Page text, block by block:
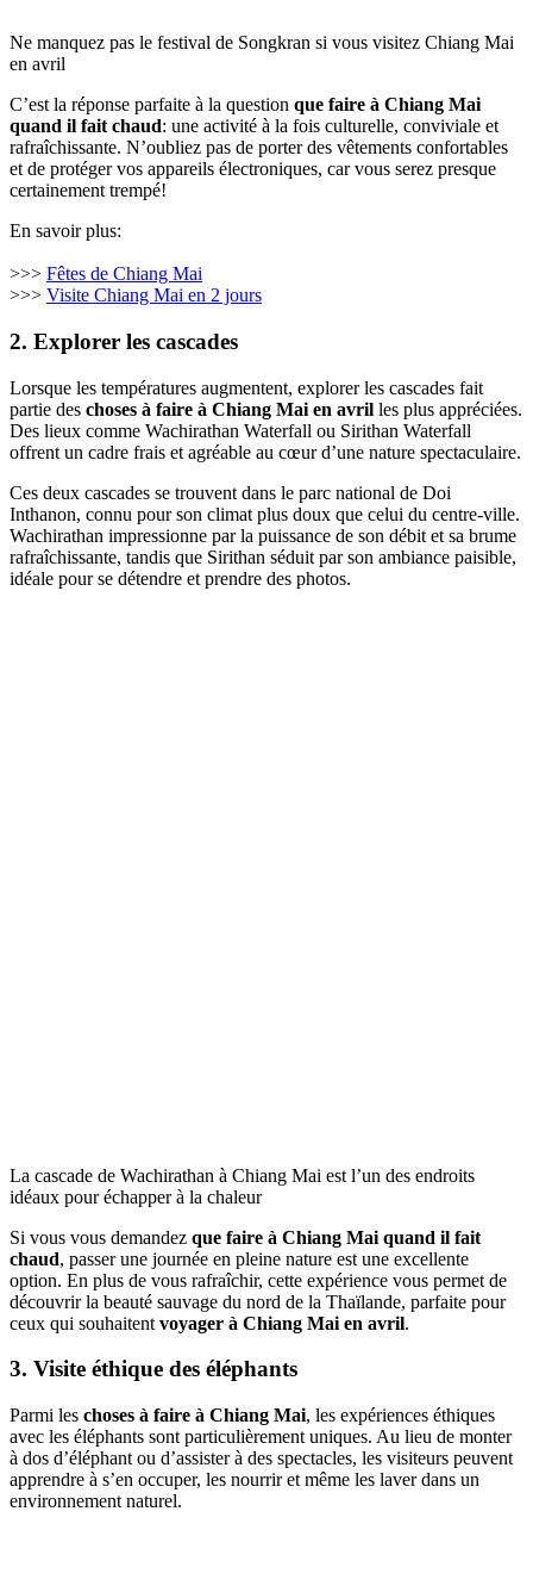
Ne manquez pas le festival de Songkran si vous visitez Chiang Mai
en avril
C’est la réponse parfaite à la question que faire à Chiang Mai
quand il fait chaud: une activité à la fois culturelle, conviviale et
rafraîchissante. N’oubliez pas de porter des vêtements confortables
et de protéger vos appareils électroniques, car vous serez presque
certainement trempé!
En savoir plus:
>>> Fêtes de Chiang Mai
>>> Visite Chiang Mai en 2 jours
2. Explorer les cascades
Lorsque les températures augmentent, explorer les cascades fait
partie des choses à faire à Chiang Mai en avril les plus appréciées.
Des lieux comme Wachirathan Waterfall ou Sirithan Waterfall
offrent un cadre frais et agréable au cœur d’une nature spectaculaire.
Ces deux cascades se trouvent dans le parc national de Doi
Inthanon, connu pour son climat plus doux que celui du centre-ville.
Wachirathan impressionne par la puissance de son débit et sa brume
rafraîchissante, tandis que Sirithan séduit par son ambiance paisible,
idéale pour se détendre et prendre des photos.
La cascade de Wachirathan à Chiang Mai est l’un des endroits
idéaux pour échapper à la chaleur
Si vous vous demandez que faire à Chiang Mai quand il fait
chaud, passer une journée en pleine nature est une excellente
option. En plus de vous rafraîchir, cette expérience vous permet de
découvrir la beauté sauvage du nord de la Thaïlande, parfaite pour
ceux qui souhaitent voyager à Chiang Mai en avril.
3. Visite éthique des éléphants
Parmi les choses à faire à Chiang Mai, les expériences éthiques
avec les éléphants sont particulièrement uniques. Au lieu de monter
à dos d’éléphant ou d’assister à des spectacles, les visiteurs peuvent
apprendre à s’en occuper, les nourrir et même les laver dans un
environnement naturel.